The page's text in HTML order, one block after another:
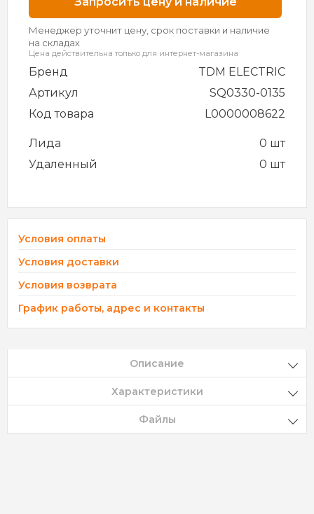
Менеджер уточнит цену, срок поставки и наличие
на складах
Цена действительна только для интернет-магазина
Бренд
TDM ELECTRIC
Артикул
SQ0330-0135
Код товара
L0000008622
Лида
0 шт
Удаленный
0 шт
Условия оплаты
Условия доставки
Условия возврата
График работы, адрес и контакты
Описание
Характеристики
Файлы